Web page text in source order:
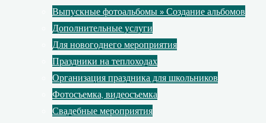
Выпускные фотоальбомы » Создание альбомов
Дополнительные услуги
Для новогоднего мероприятия
Праздники на теплоходах
Организация праздника для школьников
Фотосъемка, видеосъемка
Свадебные мероприятия